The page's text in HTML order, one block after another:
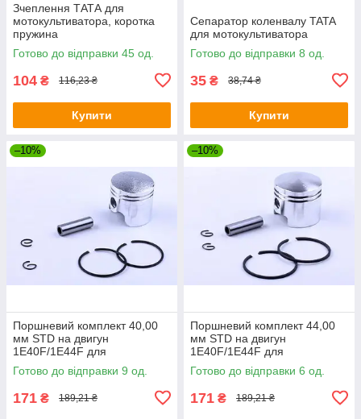
Зчеплення ТАТА для
мотокультиватора, коротка
пружина
Готово до відправки 45 од.
104 ₴ 116,23 ₴
Купити
Сепаратор коленвалу TATA
для мотокультиватора
Готово до відправки 8 од.
35 ₴ 38,74 ₴
Купити
–10%
Поршневий комплект 40,00
мм STD на двигун
1Е40F/1E44F для
мотокультиватора, комплект:
6 одиниць
Готово до відправки 9 од.
171 ₴ 189,21 ₴
–10%
Поршневий комплект 44,00
мм STD на двигун
1Е40F/1E44F для
мотокультиватора, комплект:
6 одиниць
Готово до відправки 6 од.
171 ₴ 189,21 ₴